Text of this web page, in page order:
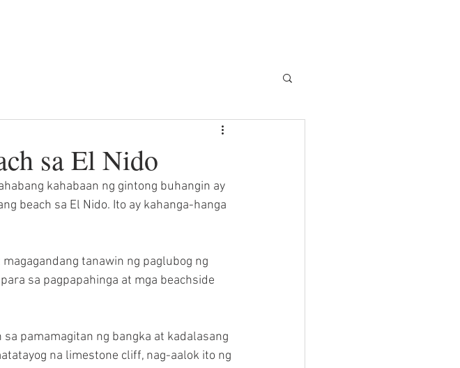
sa El Nido
kahabaan ng gintong buhangin ay
beach sa El Nido. Ito ay kahanga-hanga
tanawin ng paglubog ng
sa pagpapahinga at mga beachside
pamamagitan ng bangka at kadalasang
na limestone cliff, nag-aalok ito ng